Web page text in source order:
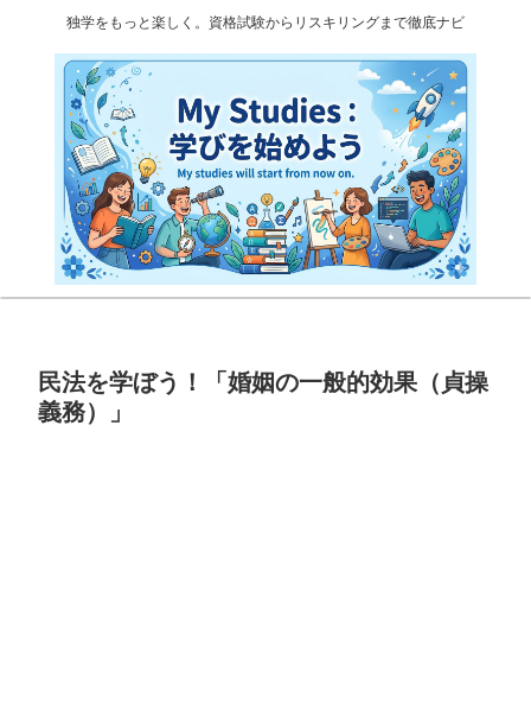
独学をもっと楽しく。資格試験からリスキリングまで徹底ナビ
民法を学ぼう！「婚姻の一般的効果（貞操
義務）」